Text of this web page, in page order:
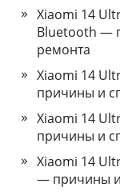
Xiaomi 14
Bluetooth —
ремонта
Xiaomi 14
причины и
Xiaomi 14
причины и
Xiaomi 14
— причины